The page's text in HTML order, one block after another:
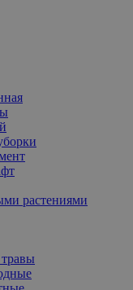
растениями